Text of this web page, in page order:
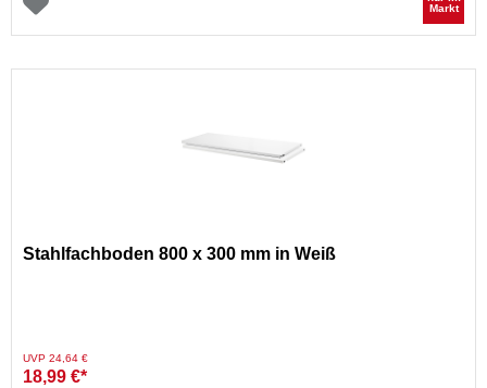
Markt
Stahlfachboden 800 x 300 mm in Weiß
Preis reduziert von
UVP 24,64 €auf
18,99 €*